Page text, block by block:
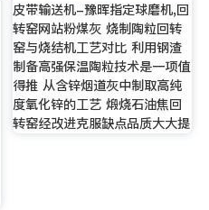
皮带输送机-豫晖指定球磨机,回
转窑网站粉煤灰 烧制陶粒回转
窑与烧结机工艺对比 利用钢渣
制备高强保温陶粒技术是一项值
得推 从含锌烟道灰中制取高纯
度氧化锌的工艺 煅烧石油焦回
转窑经改进克服缺点品质大大提